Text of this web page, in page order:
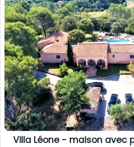
Villa Léone - maison avec